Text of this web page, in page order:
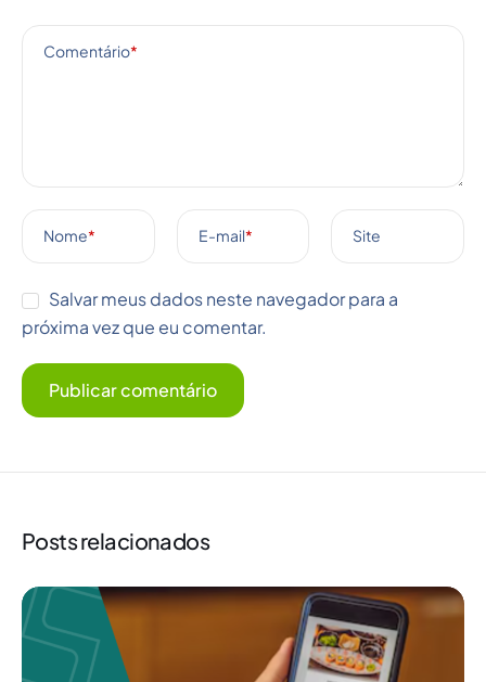
Comentário*
Nome* E-mail* Site
Salvar meus dados neste navegador para a
próxima vez que eu comentar.
Posts relacionados